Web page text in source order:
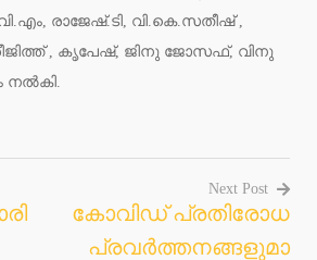
രാജേഷ്.ടി, വി.കെ.സതീഷ് ,
, കൃപേഷ്, ജിനു ജോസഫ്, വിനു
നല്‍കി.
Next Post
കോവിഡ് പ്രതിരോധ
പ്രവര്‍ത്തനങ്ങളുമാ